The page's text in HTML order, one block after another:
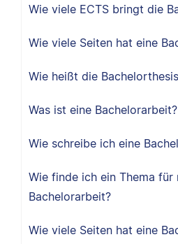
Wie viele ECTS bringt die
Wie viele Seiten hat eine
Wie heißt die
Was ist eine Bachelorarbeit?
Wie schreibe ich eine
Wie finde ich ein Thema für
Bachelorarbeit?
Wie viele Seiten hat eine